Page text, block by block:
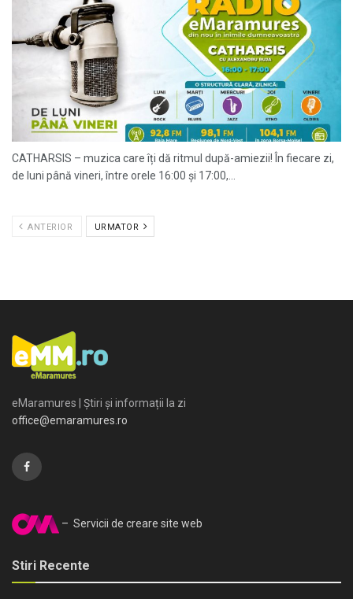
CATHARSIS – muzica care îți dă ritmul după-amiezii! În fiecare zi,
de luni până vineri, între orele 16:00 și 17:00,...
ANTERIOR URMATOR
eMaramures | Știri și informații la zi
office@emaramures.ro
– Servicii de creare site web
Stiri Recente